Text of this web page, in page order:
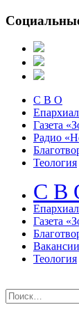
С В О
Газета
Радио
Теология
С В
Газета
Вакансии
Теология